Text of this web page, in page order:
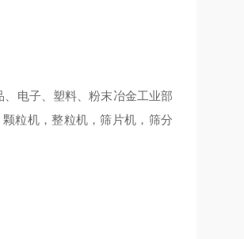
电子、塑料、粉末冶金工业部
粒机，整粒机，筛片机，筛分